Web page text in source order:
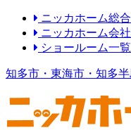
ニッカホーム総
ニッカホーム会
ショールーム一覧
知多市・東海市・知多